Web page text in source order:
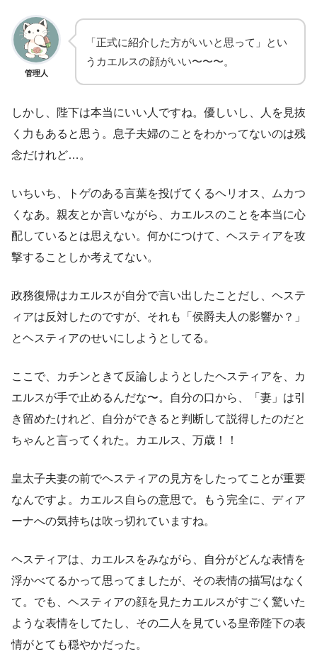
管理人
「正式に紹介した方がいいと思って」とい
うカエルスの顔がいい〜〜〜。
しかし、陛下は本当にいい人ですね。優しいし、人を見抜
く力もあると思う。息子夫婦のことをわかってないのは残
念だけれど…。
いちいち、トゲのある言葉を投げてくるヘリオス、ムカつ
くなあ。親友とか言いながら、カエルスのことを本当に心
配しているとは思えない。何かにつけて、ヘスティアを攻
撃することしか考えてない。
政務復帰はカエルスが自分で言い出したことだし、ヘステ
ィアは反対したのですが、それも「侯爵夫人の影響か？」
とヘスティアのせいにしようとしてる。
ここで、カチンときて反論しようとしたヘスティアを、カ
エルスが手で止めるんだな〜。自分の口から、「妻」は引
き留めたけれど、自分ができると判断して説得したのだと
ちゃんと言ってくれた。カエルス、万歳！！
皇太子夫妻の前でヘスティアの見方をしたってことが重要
なんですよ。カエルス自らの意思で。もう完全に、ディア
ーナへの気持ちは吹っ切れていますね。
ヘスティアは、カエルスをみながら、自分がどんな表情を
浮かべてるかって思ってましたが、その表情の描写はなく
て。でも、ヘスティアの顔を見たカエルスがすごく驚いた
ような表情をしてたし、その二人を見ている皇帝陛下の表
情がとても穏やかだった。